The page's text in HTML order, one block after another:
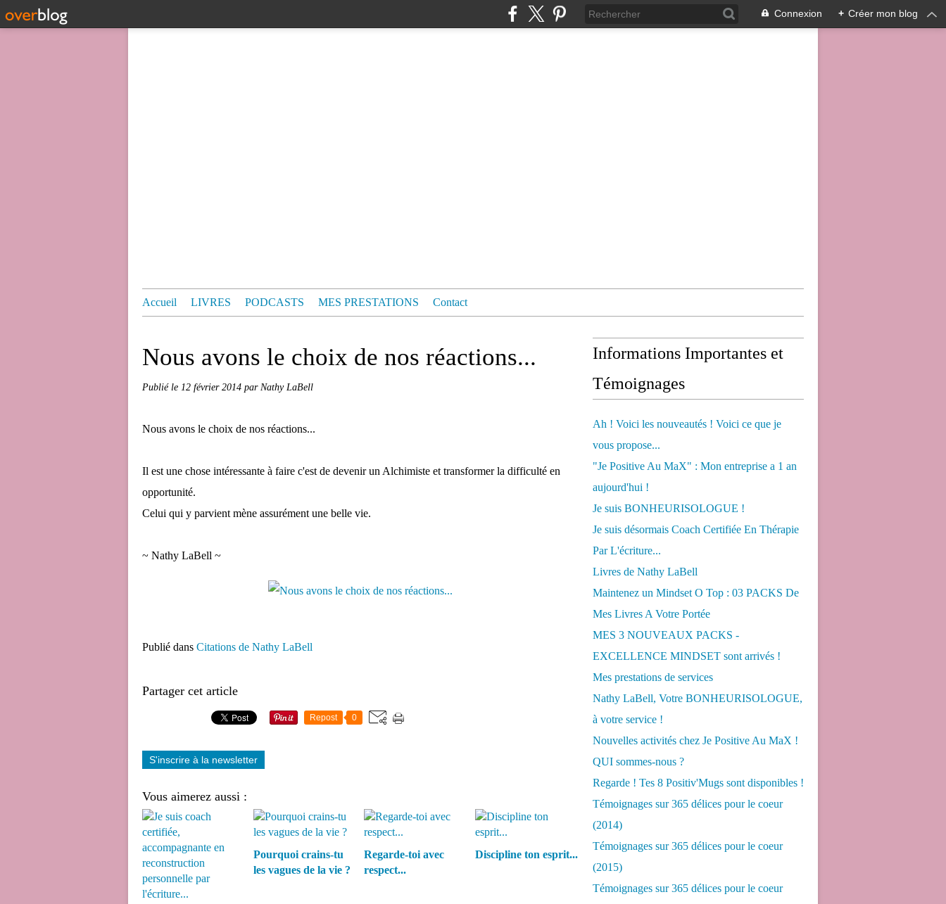
Connexion + Créer mon blog
Accueil LIVRES PODCASTS MES PRESTATIONS Contact
Nous avons le choix de nos réactions...
Publié le 12 février 2014 par Nathy LaBell
Nous avons le choix de nos réactions...
Il est une chose intéressante à faire c'est de devenir un Alchimiste et transformer la difficulté en
opportunité.
Celui qui y parvient mène assurément une belle vie.
~ Nathy LaBell ~
Publié dans Citations de Nathy LaBell
Partager cet article
Repost 0
S'inscrire à la newsletter
Vous aimerez aussi :
Pourquoi crains-tu
les vagues de la vie ?
Regarde-toi avec
respect...
Discipline ton esprit...
Informations Importantes et
Témoignages
Ah ! Voici les nouveautés ! Voici ce que je
vous propose...
"Je Positive Au MaX" : Mon entreprise a 1 an
aujourd'hui !
Je suis BONHEURISOLOGUE !
Je suis désormais Coach Certifiée En Thérapie
Par L'écriture...
Livres de Nathy LaBell
Maintenez un Mindset O Top : 03 PACKS De
Mes Livres A Votre Portée
MES 3 NOUVEAUX PACKS -
EXCELLENCE MINDSET sont arrivés !
Mes prestations de services
Nathy LaBell, Votre BONHEURISOLOGUE,
à votre service !
Nouvelles activités chez Je Positive Au MaX !
QUI sommes-nous ?
Regarde ! Tes 8 Positiv'Mugs sont disponibles !
Témoignages sur 365 délices pour le coeur
(2014)
Témoignages sur 365 délices pour le coeur
(2015)
Témoignages sur 365 délices pour le coeur